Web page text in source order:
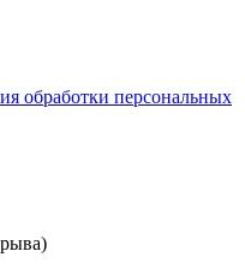
обработки персональных